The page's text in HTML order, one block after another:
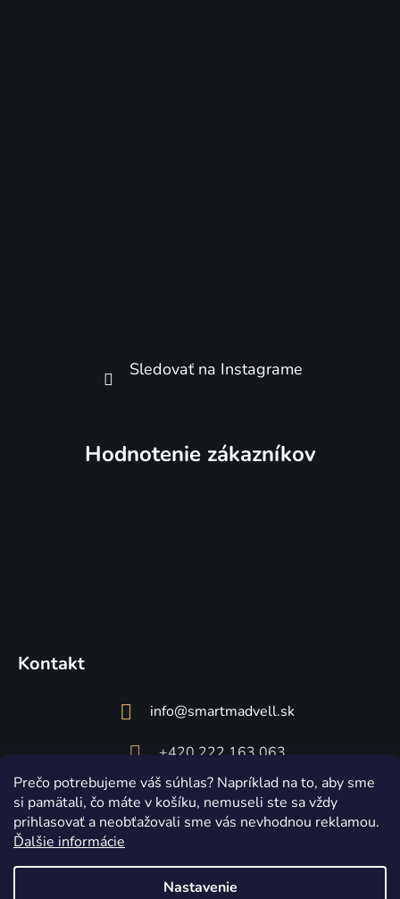
Prečo potrebujeme váš súhlas? Napríklad na to, aby sme
si pamätali, čo máte v košíku, nemuseli ste sa vždy
prihlasovať a neobťažovali sme vás nevhodnou reklamou.
Ďalšie informácie
Nastavenie
Hodnotenie zákazníkov
Sledovať na Instagrame
Kontakt
info@smartmadvell.sk
+420 222 163 063